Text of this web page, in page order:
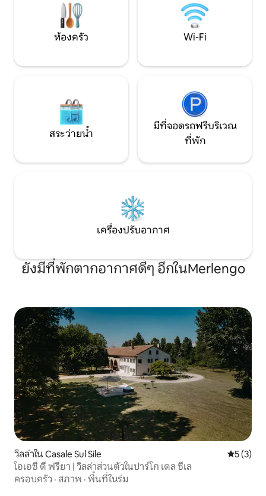
พิถีพิถัน: ทำเลที่เหมาะสำหรับการใช้เวลา
พักผ่อนและวันหยุดพักผ่อนในฝัน ที่พัก:
คุณจะมีห้องพักสำหรับสามท่าน 1 ห้องห้อง
คู่ 2 ห้องแต่ละห้องมีห้องน้ำในตัวมี
สุขภัณฑ์อีก 1 ห้องมีบริการเตียงและห้อง
ครัวห้องใต้หลังคาพร้อมเครื่องปรับอากาศ
เตาผิงและห้องนั่งเล่น เครื่องปรับอากาศมี
อยู่เฉพาะในห้องใต้หลังคาเช่นเดียวกับใน
ส่วนที่เหลือของบ้านอุณหภูมิเย็นสบายด้วย
อนุสาวรีย์ที่จะช่วยให้คุณทานอาหารกลาง
คุณจะพบกับเตาผิงที่คุณสามารถ "ย่าง"
(บาร์บีคิว) และใช้เวลาช่วงเย็นที่น่ารื่นรมย์นั่ง
อาหารได้ตามคำขอ ข้อมูล: ที่พักแห่งนี้ตั้ง
อยู่ใจกลางย่าน Prosecco D.O.C.G. และ
สะดวกเป็นพิเศษในการเดินทางไปเวนิสซึ่ง
ต้องชำระภาษีนักท่องเที่ยวเมื่อเช็คอิน: 1
ยูโรต่อคนต่อวันสูงสุด 5 วันไม่รวมเด็กอายุ
ต่ำกว่า 14 ปี Villa Dolce เป็นที่น่ารื่นรมย์
สำหรับคนที่สง่างามและประณีตที่เดินทาง
เพื่อค้นหาทำเลที่มีเอกลักษณ์และมีชื่อเสียง
เพื่อชื่นชมไวน์และอาหารท้องถิ่นและความ
งามของประเทศของเรา เมื่อมีการร้องขอ
พวกเขาจะจัดระเบียบเที่ยวชมสถานที่ด้วย
การชิมไวน์และอาหารท้องถิ่นค้นพบความ
งามของพื้นที่ Prosecco DOCG Villa Dolce
เป็นสถานที่ที่มีเสน่ห์ซึ่งได้รับการถ่ายทอด
ผ่านช่วงอายุตั้งแต่ต้นศตวรรษที่ 19: ความ
หลงใหลและรสนิยมในความงามเป็นหัวข้อ
ของการปรับปรุงต่างๆที่ดำเนินการในช่วง
หลายปีที่ผ่านมา สิ่งสำคัญที่ควรทราบ: ผู้เช่า
ต้องชำระภาษีนักท่องเที่ยวเมื่อเช็คอิน: €1
ห้องครัว Wi-Fi
สระว่ายน้ำ
มีที่จอดรถฟรีบริเวณ
ที่พัก
เครื่องปรับอากาศ
ยังมีที่พักตากอากาศดีๆ อีกในMerlengo
วิลล่าใน Casale Sul Sile คะแนนเฉ
5 (3)
โอเอซี ดี ฟรียา | วิลล่าส่วนตัวในปาร์โก เดล ซีเล
ครอบครัว · สภาพ · พื้นที่ในร่ม